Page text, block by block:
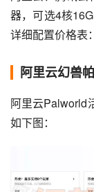
器，可选4核
详细配置价格表：
阿里云幻兽
阿里云Palworld
如下图：